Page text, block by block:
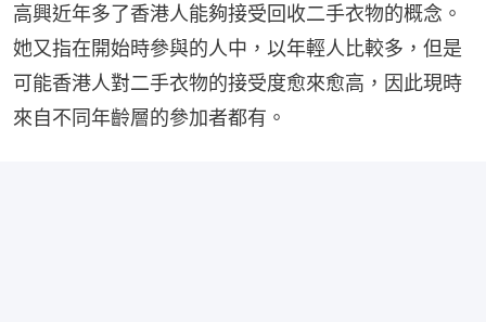
高興近年多了香港人能夠接受回收二手衣物的概念。
她又指在開始時參與的人中，以年輕人比較多，但是
可能香港人對二手衣物的接受度愈來愈高，因此現時
來自不同年齡層的參加者都有。